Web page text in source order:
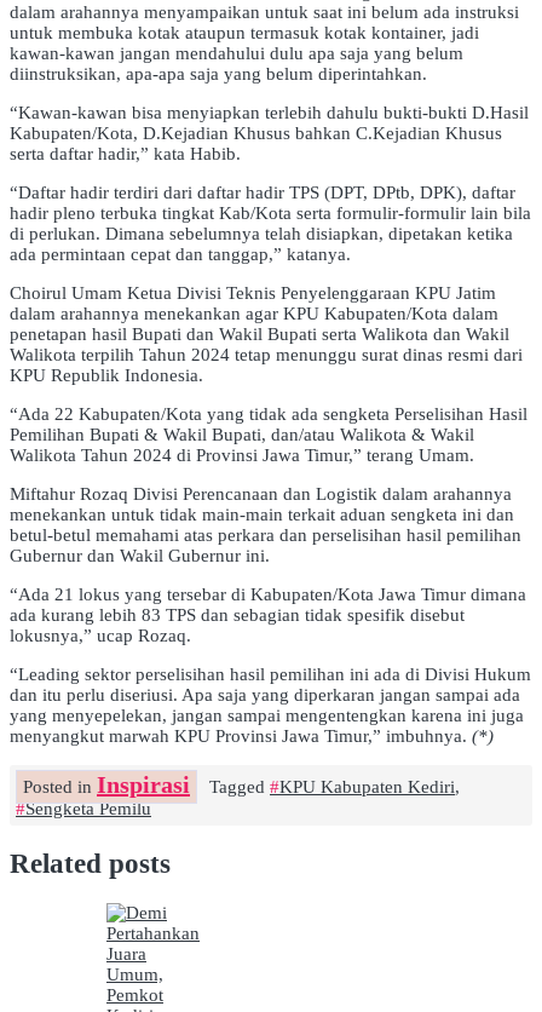
dalam arahannya menyampaikan untuk saat ini belum ada instruksi
untuk membuka kotak ataupun termasuk kotak kontainer, jadi
kawan-kawan jangan mendahului dulu apa saja yang belum
diinstruksikan, apa-apa saja yang belum diperintahkan.
“Kawan-kawan bisa menyiapkan terlebih dahulu bukti-bukti D.Hasil
Kabupaten/Kota, D.Kejadian Khusus bahkan C.Kejadian Khusus
serta daftar hadir,” kata Habib.
“Daftar hadir terdiri dari daftar hadir TPS (DPT, DPtb, DPK), daftar
hadir pleno terbuka tingkat Kab/Kota serta formulir-formulir lain bila
di perlukan. Dimana sebelumnya telah disiapkan, dipetakan ketika
ada permintaan cepat dan tanggap,” katanya.
Choirul Umam Ketua Divisi Teknis Penyelenggaraan KPU Jatim
dalam arahannya menekankan agar KPU Kabupaten/Kota dalam
penetapan hasil Bupati dan Wakil Bupati serta Walikota dan Wakil
Walikota terpilih Tahun 2024 tetap menunggu surat dinas resmi dari
KPU Republik Indonesia.
“Ada 22 Kabupaten/Kota yang tidak ada sengketa Perselisihan Hasil
Pemilihan Bupati & Wakil Bupati, dan/atau Walikota & Wakil
Walikota Tahun 2024 di Provinsi Jawa Timur,” terang Umam.
Miftahur Rozaq Divisi Perencanaan dan Logistik dalam arahannya
menekankan untuk tidak main-main terkait aduan sengketa ini dan
betul-betul memahami atas perkara dan perselisihan hasil pemilihan
Gubernur dan Wakil Gubernur ini.
“Ada 21 lokus yang tersebar di Kabupaten/Kota Jawa Timur dimana
ada kurang lebih 83 TPS dan sebagian tidak spesifik disebut
lokusnya,” ucap Rozaq.
“Leading sektor perselisihan hasil pemilihan ini ada di Divisi Hukum
dan itu perlu diseriusi. Apa saja yang diperkaran jangan sampai ada
yang menyepelekan, jangan sampai mengentengkan karena ini juga
menyangkut marwah KPU Provinsi Jawa Timur,” imbuhnya. (*)
Posted in Inspirasi Tagged KPU Kabupaten Kediri,
Sengketa Pemilu
Related posts